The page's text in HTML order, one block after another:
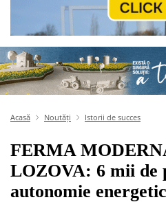
Acasă Noutăți Istorii de succes
FERMA
LOZOVA: 6 mii de
autonomie